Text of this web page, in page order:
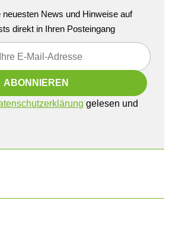
neuesten News und Hinweise auf
direkt in Ihren Posteingang
gelesen und